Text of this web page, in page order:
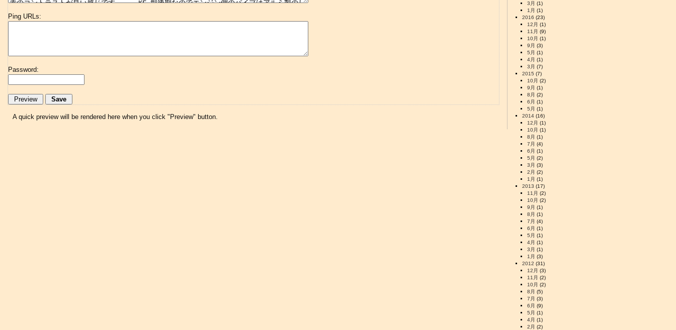
Ping URLs:
Password:
A quick preview will be rendered here when you click "Preview" button.
3月 (1)
1月 (1)
2016 (23)
12月 (1)
11月 (9)
10月 (1)
9月 (3)
5月 (1)
4月 (1)
3月 (7)
2015 (7)
10月 (2)
9月 (1)
8月 (2)
6月 (1)
5月 (1)
2014 (16)
12月 (1)
10月 (1)
8月 (1)
7月 (4)
6月 (1)
5月 (2)
3月 (3)
2月 (2)
1月 (1)
2013 (17)
11月 (2)
10月 (2)
9月 (1)
8月 (1)
7月 (4)
6月 (1)
5月 (1)
4月 (1)
3月 (1)
1月 (3)
2012 (31)
12月 (3)
11月 (2)
10月 (2)
8月 (5)
7月 (3)
6月 (9)
5月 (1)
4月 (1)
2月 (2)